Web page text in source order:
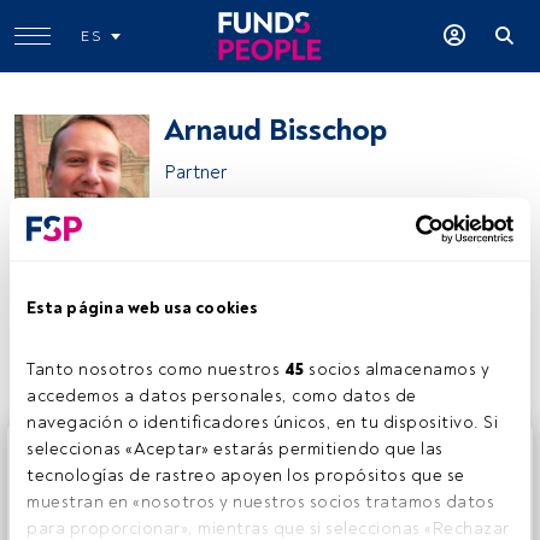
Esta página web usa cookies
Tanto nosotros como nuestros 45 socios almacenamos y
accedemos a datos personales, como datos de
navegación o identificadores únicos, en tu dispositivo. Si
seleccionas «Aceptar» estarás permitiendo que las
tecnologías de rastreo apoyen los propósitos que se
muestran en «nosotros y nuestros socios tratamos datos
para proporcionar», mientras que si seleccionas «Rechazar
ES
Arnaud Bisschop
Partner
Compartir:
Este es un artículo exclusivo para los usuarios registrados
de FundsPeople. Si ya estás registrado, accede desde el
botón Login. Si aún no tienes cuenta, te invitamos a
registrarte y disfrutar de todo el universo que ofrece